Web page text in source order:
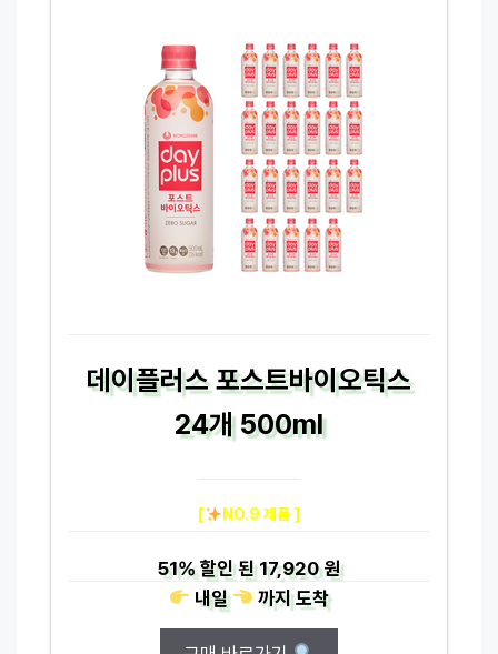
데이플러스 포스트바이오틱스
24개 500ml
[ NO.9 제품 ]
51%할인 된17,920 원
내일
까지도착